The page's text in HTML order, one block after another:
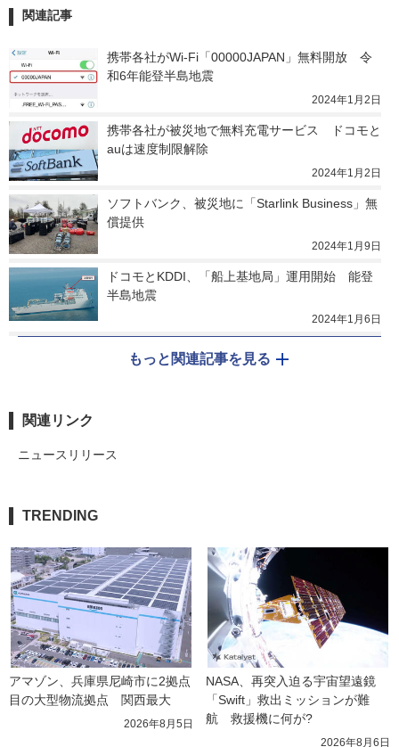
関連記事
携帯各社がWi-Fi「00000JAPAN」無料開放　令
和6年能登半島地震
2024年1月2日
携帯各社が被災地で無料充電サービス　ドコモと
auは速度制限解除
2024年1月2日
ソフトバンク、被災地に「Starlink Business」無
償提供
2024年1月9日
ドコモとKDDI、「船上基地局」運用開始　能登
半島地震
2024年1月6日
もっと関連記事を見る
関連リンク
ニュースリリース
TRENDING
アマゾン、兵庫県尼崎市に2拠点
目の大型物流拠点　関西最大
2026年8月5日
NASA、再突入迫る宇宙望遠鏡
「Swift」救出ミッションが難
航　救援機に何が?
2026年8月6日